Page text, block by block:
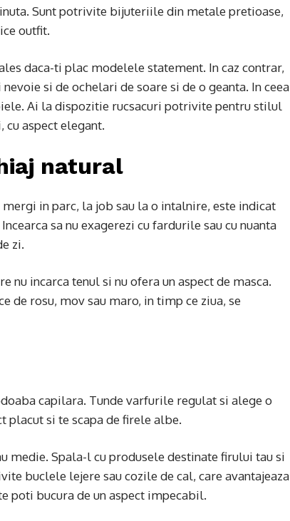
Sunt potrivite bijuteriile din metale pretioase,
outfit.
daca-ti plac modelele statement. In caz contrar,
si de ochelari de soare si de o geanta. In ceea
Ai la dispozitie rucsacuri potrivite pentru stilul
aspect elegant.
natural
in parc, la job sau la o intalnire, este indicat
sa nu exagerezi cu fardurile sau cu nuanta
zi.
nu incarca tenul si nu ofera un aspect de masca.
de rosu, mov sau maro, in timp ce ziua, se
capilara. Tunde varfurile regulat si alege o
placut si te scapa de firele albe.
medie. Spala-l cu produsele destinate firului tau si
buclele lejere sau cozile de cal, care avantajeaza
poti bucura de un aspect impecabil.